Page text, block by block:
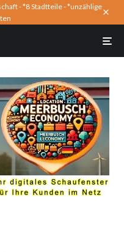
- *8 Stadtteile - *unzählige